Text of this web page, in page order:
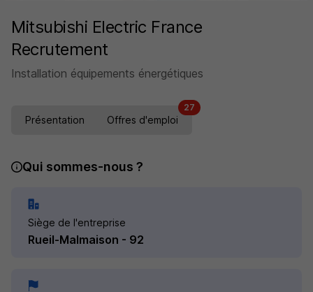
Mitsubishi Electric France
Recrutement
Installation équipements énergétiques
Présentation Offres d'emploi
27
Qui sommes-nous ?
Siège de l'entreprise
Rueil-Malmaison - 92